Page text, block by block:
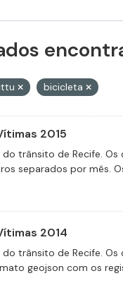
bicicleta
2015
trânsito de Recife.
separados por mês.
2014
trânsito de Recife.
geojson com os